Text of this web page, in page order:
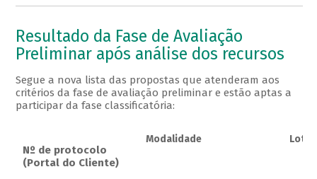
Resultado da Fase de Avaliação
Preliminar após análise dos recursos
Segue a nova lista das propostas que atenderam aos
critérios da fase de avaliação preliminar e estão aptas a
participar da fase classificatória:
Nº de protocolo
(Portal do Cliente)
Modalidade Lote